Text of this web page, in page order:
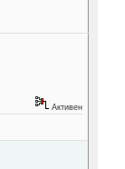
Активен